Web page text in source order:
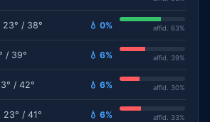
23° / 38° 💧 0% affid. 63%
/ 39° 💧 6% affid. 39%
/ 42° 💧 6% affid. 30%
23° / 41° 💧 6% affid. 33%